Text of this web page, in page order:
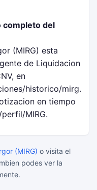
completo del
(MIRG) esta
de Liquidacion
en
historico/mirg.
en tiempo
MIRG.
(MIRG) o visita el
podes ver la